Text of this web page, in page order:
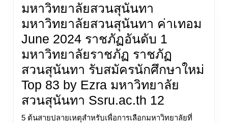
มหาวิทยาลัยสวนสุนันทา
มหาวิทยาลัยสวนสุนันทา ค่าเทอม
June 2024 ราชภัฏอันดับ 1
มหาวิทยาลัยราชภัฏ ราชภัฏ
สวนสุนันทา รับสมัครนักศึกษาใหม่
Top 83 by Ezra มหาวิทยาลัย
สวนสุนันทา Ssru.ac.th 12
สวนสุนันทา
5 ต้นสายปลายเหตุสำหรับเพื่อการเลือกมหาวิทยาลัยที่